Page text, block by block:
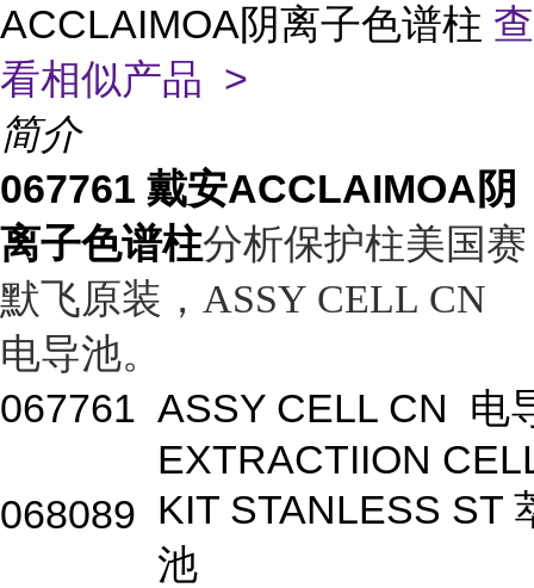
ACCLAIMOA阴离子色谱柱 查
看相似产品 >
简介
067761 戴安ACCLAIMOA阴
离子色谱柱分析保护柱美国赛
默飞原装，ASSY CELL CN
电导池。
067761 ASSY CELL CN 电
068089
EXTRACTIION
KIT STANLESS ST
池